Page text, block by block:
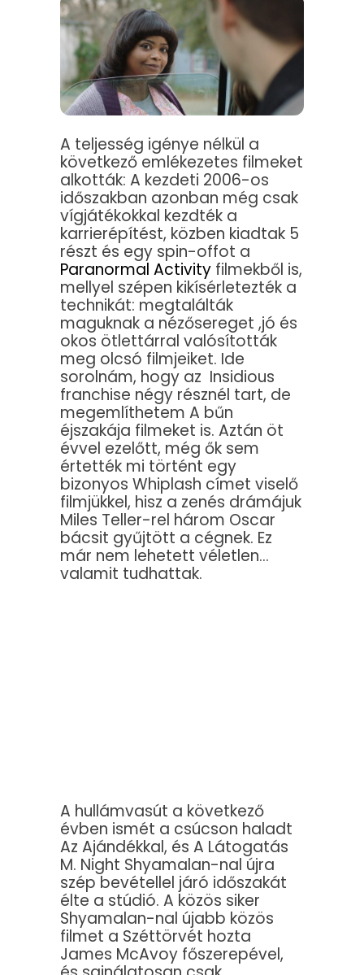
A teljesség igénye nélkül a
következő emlékezetes filmeket
alkották: A kezdeti 2006-os
időszakban azonban még csak
vígjátékokkal kezdték a
karrierépítést, közben kiadtak 5
részt és egy spin-offot a
Paranormal Activity filmekből is,
mellyel szépen kikísérletezték a
technikát: megtalálták
maguknak a nézősereget ,jó és
okos ötlettárral valósították
meg olcsó filmjeiket. Ide
sorolnám, hogy az Insidious
franchise négy résznél tart, de
megemlíthetem A bűn
éjszakája filmeket is. Aztán öt
évvel ezelőtt, még ők sem
értették mi történt egy
bizonyos Whiplash címet viselő
filmjükkel, hisz a zenés drámájuk
Miles Teller-rel három Oscar
bácsit gyűjtött a cégnek. Ez
már nem lehetett véletlen…
valamit tudhattak.
A hullámvasút a következő
évben ismét a csúcson haladt
Az Ajándékkal, és A Látogatás
M. Night Shyamalan-nal újra
szép bevétellel járó időszakát
élte a stúdió. A közös siker
Shyamalan-nal újabb közös
filmet a Széttörvét hozta
James McAvoy főszerepével,